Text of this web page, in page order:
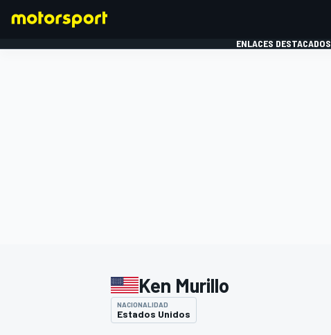
ENLACES DESTACADOS
Ken Murillo
NACIONALIDAD
Estados Unidos